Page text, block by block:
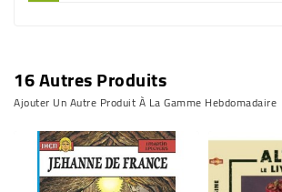
16 Autres Produits
Ajouter Un Autre Produit À La Gamme Hebdomadaire